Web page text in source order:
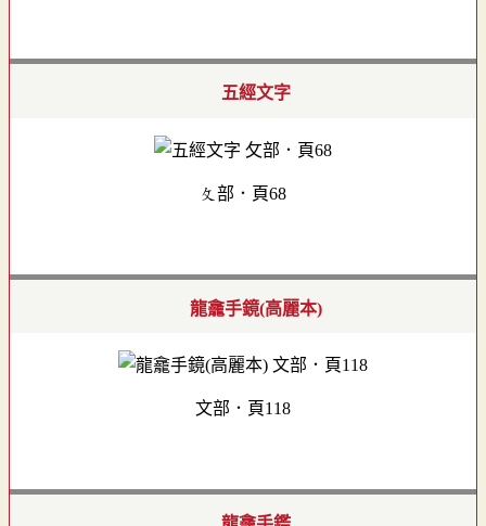
五經文字
攵部．頁68
龍龕手鏡(高麗本)
文部．頁118